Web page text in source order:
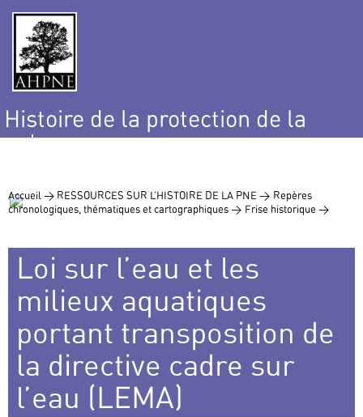
Histoire de la protection de la
nature
Accueil > RESSOURCES SUR L’HISTOIRE DE LA PNE > Repères
chronologiques, thématiques et cartographiques > Frise historique >
Loi sur l’eau et les
milieux aquatiques
portant transposition de
la directive cadre sur
l’eau (LEMA)